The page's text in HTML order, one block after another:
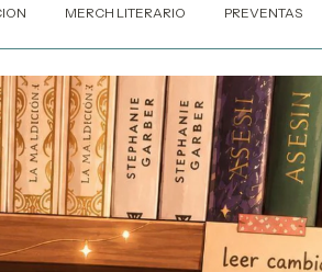
MERCH LITERARIO PREVENTAS